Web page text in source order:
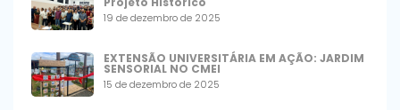
19 de dezembro de 2025
EXTENSÃO UNIVERSITÁRIA EM AÇÃO: JARDIM
SENSORIAL NO CMEI
15 de dezembro de 2025